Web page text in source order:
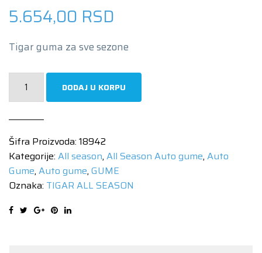
5.654,00 RSD
Tigar guma za sve sezone
15
88V
količina
DODAJ U KORPU
Šifra Proizvoda: 18942
Kategorije: All season, All Season Auto gume, Auto
Gume, Auto gume, GUME
Oznaka: TIGAR ALL SEASON